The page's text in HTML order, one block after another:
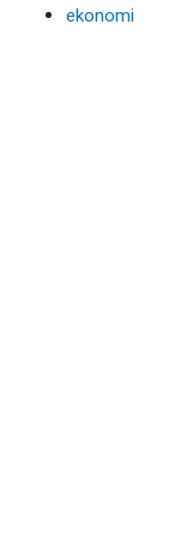
ekonomi